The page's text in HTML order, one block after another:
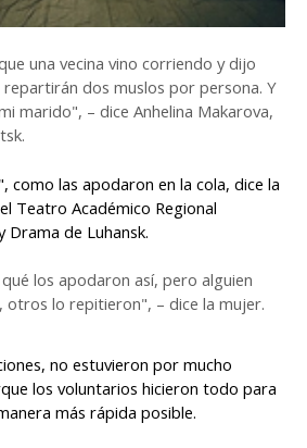
una vecina vino corriendo y dijo
dos muslos por persona. Y
marido", – dice Anhelina Makarova,
como las apodaron en la cola, dice la
Teatro Académico Regional
Drama de Luhansk.
los apodaron así, pero alguien
otros lo repitieron", – dice la mujer.
no estuvieron por mucho
los voluntarios hicieron todo para
más rápida posible.